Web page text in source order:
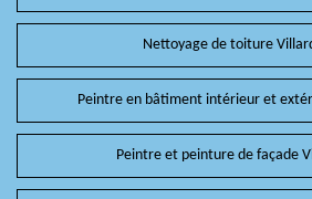
Nettoyage de toiture
Peintre en bâtiment intérieur et
Peintre et peinture de façade